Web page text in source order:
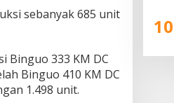
sebanyak 685 unit
Binguo 333 KM DC
Binguo 410 KM DC
1.498 unit.
10